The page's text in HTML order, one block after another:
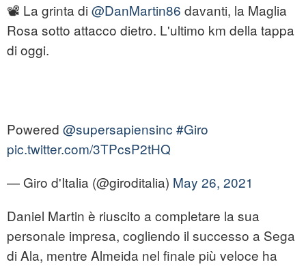
📽️ La grinta di @DanMartin86 davanti, la Maglia
Rosa sotto attacco dietro. L'ultimo km della tappa
di oggi.
Powered @supersapiensinc #Giro
pic.twitter.com/3TPcsP2tHQ
— Giro d'Italia (@giroditalia) May 26, 2021
Daniel Martin è riuscito a completare la sua
personale impresa, cogliendo il successo a Sega
di Ala, mentre Almeida nel finale più veloce ha